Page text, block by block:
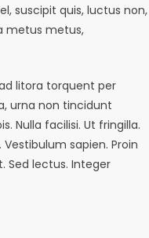
suscipit quis, luctus non,
metus metus,
litora torquent per
urna non tincidunt
Nulla facilisi. Ut fringilla.
sapien. Proin
Sed lectus. Integer